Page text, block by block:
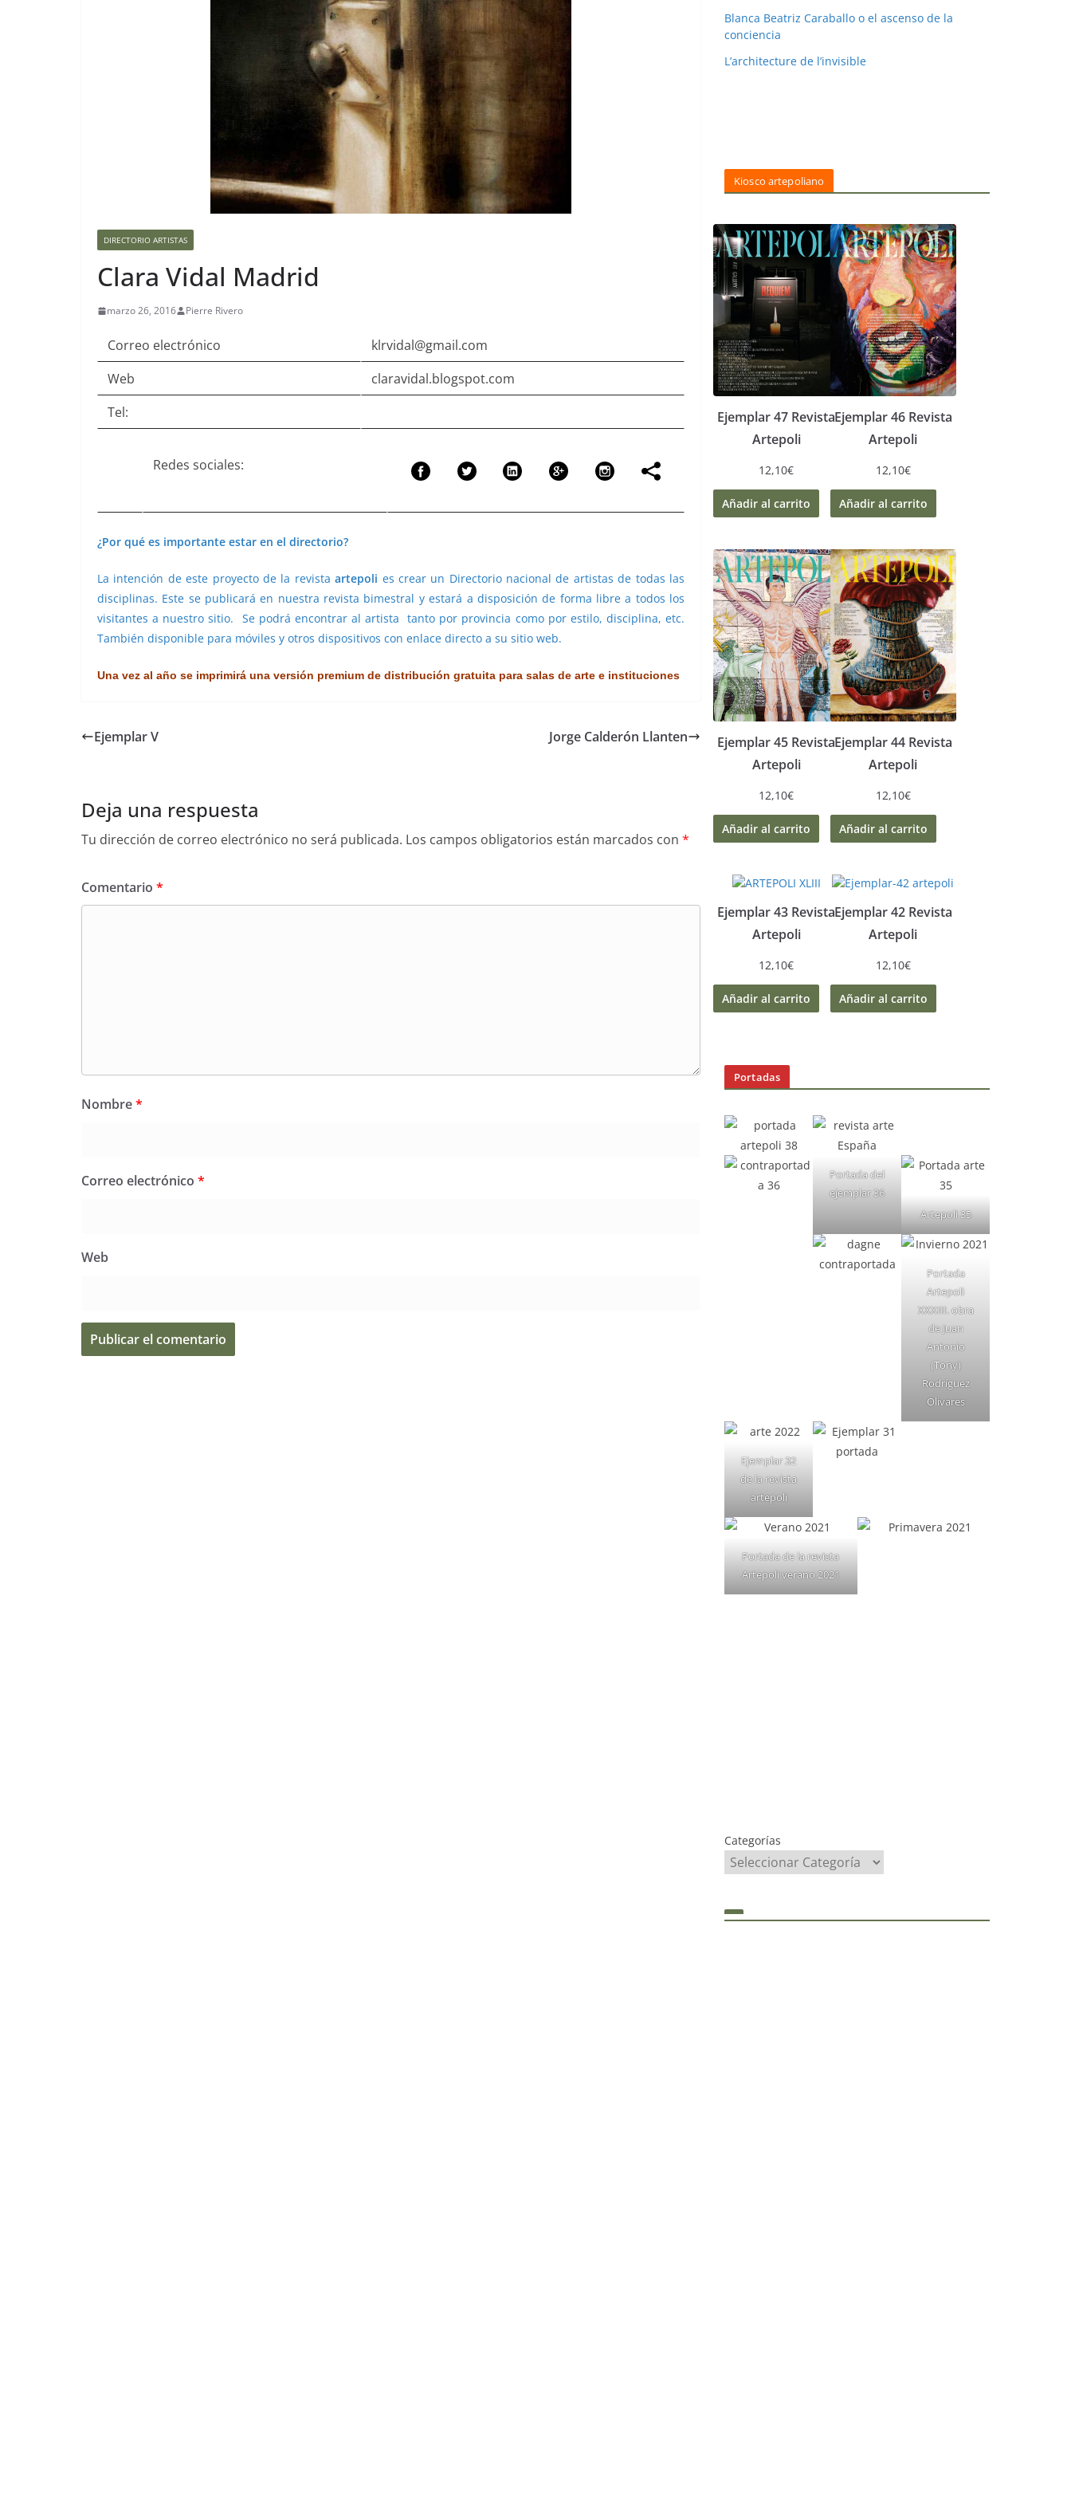
DIRECTORIO ARTISTAS
Clara Vidal Madrid
marzo 26, 2016 Pierre Rivero
Correo electrónico
klrvidal@gmail.com
Web
claravidal.blogspot.com
Tel:
Redes sociales:
¿Por qué es importante estar en el directorio?
La intención de este proyecto de la revistaartepoli es crear un Directorio nacional de artistas de todas las
disciplinas. Este se publicará en nuestra revista bimestral y estará a disposición de forma libre a todos los
visitantes a nuestro sitio. Se podrá encontrar al artista tanto por provincia como por estilo, disciplina, etc.
También disponible para móviles y otros dispositivos con enlace directo a su sitio web.
Una vez al año se imprimirá una versión premium de distribución gratuita para salas de arte e instituciones
Ejemplar V Jorge Calderón Llanten
Deja una respuesta
Tu dirección de correo electrónico no será publicada. Los campos obligatorios están marcados con *
Comentario *
Nombre*
Correo electrónico *
Web
Blanca Beatriz Caraballo o el ascenso de la
conciencia
L’architecture de l’invisible
Kiosco artepoliano
Ejemplar 47 Revista
Artepoli
12,10€
Añadir al carrito
Ejemplar 46 Revista
Artepoli
12,10€
Añadir al carrito
Ejemplar 45 Revista
Artepoli
12,10€
Añadir al carrito
Ejemplar 44 Revista
Artepoli
12,10€
Añadir al carrito
Ejemplar 43 Revista
Artepoli
12,10€
Añadir al carrito
Ejemplar 42 Revista
Artepoli
12,10€
Añadir al carrito
Portadas
Portada del
ejemplar 36
Artepoli 35
Portada
Artepoli
XXXIII. obra
de Juan
Antonio
(Tony)
Rodríguez
Olivares
Ejemplar 32
de la revista
artepoli
Portada de la revista
Artepoli verano 2021
Categorías